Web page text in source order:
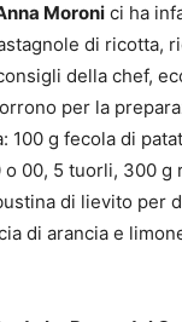
Moroni ci ha
di ricotta,
della chef,
per la
100 g fecola di
00, 5 tuorli, 300 g
di lievito per
di arancia e